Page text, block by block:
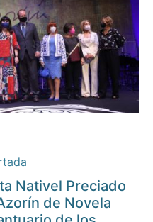
Nativel Preciado
de Novela